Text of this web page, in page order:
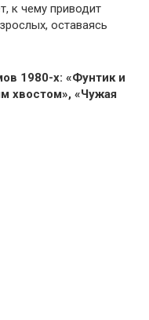
к чему приводит
оставаясь
1980-х: «Фунтик и
хвостом», «Чужая